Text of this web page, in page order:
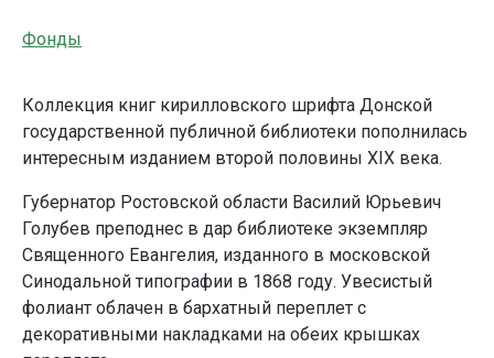
Фонды
Коллекция книг кирилловского шрифта Донской
государственной публичной библиотеки пополнилась
интересным изданием второй половины XIX века.
Губернатор Ростовской области Василий Юрьевич
Голубев преподнес в дар библиотеке экземпляр
Священного Евангелия, изданного в московской
Синодальной типографии в 1868 году. Увесистый
фолиант облачен в бархатный переплет с
декоративными накладками на обеих крышках